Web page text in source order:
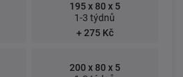
195 x 80 x 5
1-3 týdnů
+ 275 Kč
200 x 80 x 5